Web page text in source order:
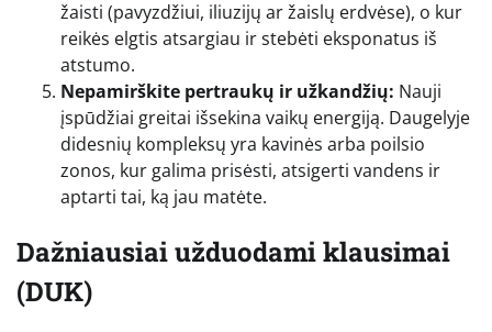
žaisti (pavyzdžiui, iliuzijų ar žaislų erdvėse), o kur
reikės elgtis atsargiau ir stebėti eksponatus iš
atstumo.
Nepamirškite pertraukų ir užkandžių: Nauji
įspūdžiai greitai išsekina vaikų energiją. Daugelyje
didesnių kompleksų yra kavinės arba poilsio
zonos, kur galima prisėsti, atsigerti vandens ir
aptarti tai, ką jau matėte.
Dažniausiai užduodami klausimai
(DUK)